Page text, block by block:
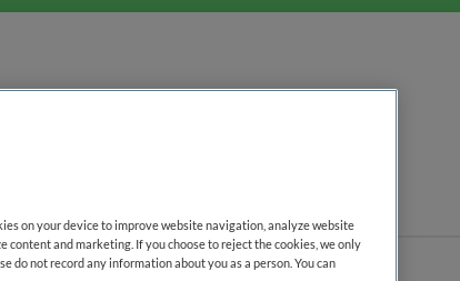
vacatures te plaatsen.
WACHTWOORD
on your device to improve website navigation, analyze website
content and marketing. If you choose to reject the cookies, we only
do not record any information about you as a person. You can